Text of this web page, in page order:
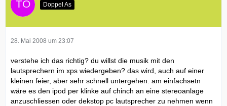
Doppel As
28. Mai 2008 um 23:07
verstehe ich das richtig? du willst die musik mit den
lautsprechern im xps wiedergeben? das wird, auch auf einer
kleinen feier, aber sehr schnell untergehen. am einfachsetn
wäre es den ipod per klinke auf chinch an eine stereoanlage
anzuschliessen oder dekstop pc lautsprecher zu nehmen wenn